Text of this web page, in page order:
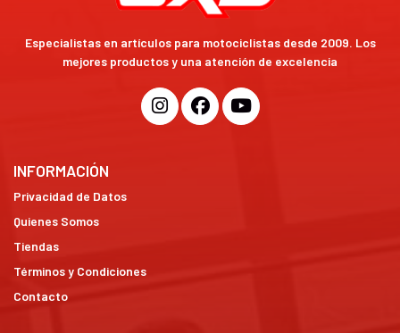
Especialistas en artículos para motociclistas desde 2009. Los
mejores productos y una atención de excelencia
INFORMACIÓN
Privacidad de Datos
Quienes Somos
Tiendas
Términos y Condiciones
Contacto